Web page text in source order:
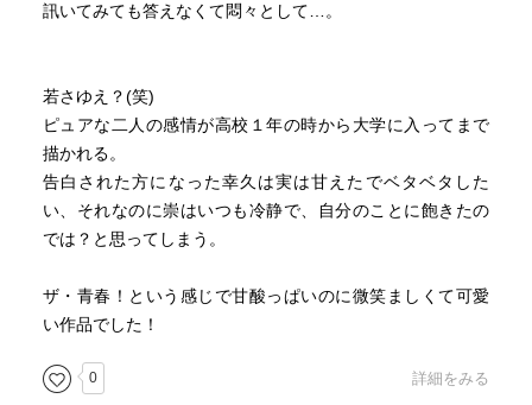
訊いてみても答えなくて悶々として…。
若さゆえ？(笑)
ピュアな二人の感情が高校１年の時から大学に入ってまで
描かれる。
告白された方になった幸久は実は甘えたでベタベタした
い、それなのに崇はいつも冷静で、自分のことに飽きたの
では？と思ってしまう。
ザ・青春！という感じで甘酸っぱいのに微笑ましくて可愛
い作品でした！
0 詳細をみる